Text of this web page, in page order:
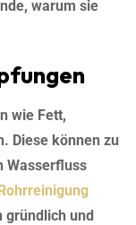
warum sie
wie Fett,
Diese können zu
Wasserfluss
gründlich und